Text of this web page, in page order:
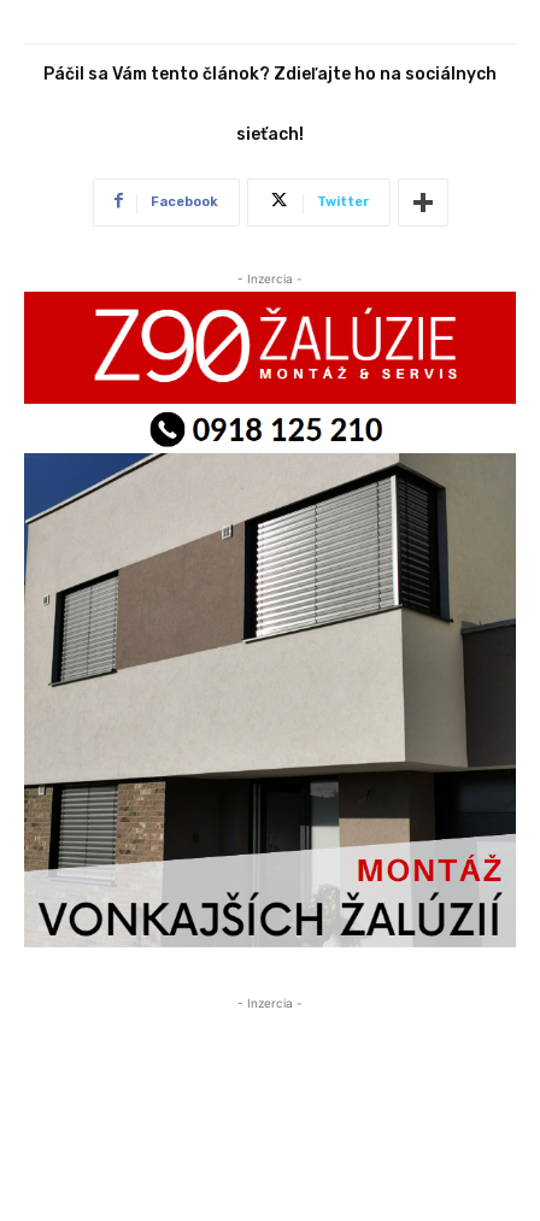
Páčil sa Vám tento článok? Zdieľajte ho na sociálnych
sieťach!
Facebook Twitter
- Inzercia -
- Inzercia -